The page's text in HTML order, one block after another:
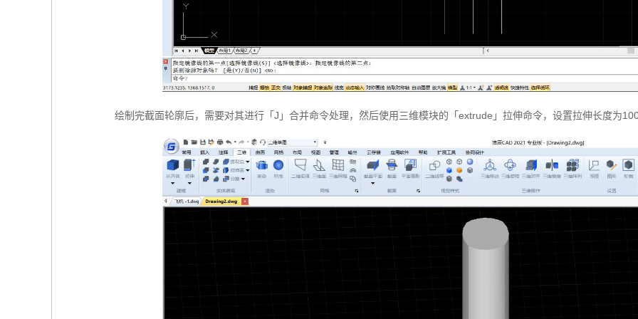
绘制完截面轮廓后，需要对其进行「J」合并命令处理，然后使用三维模块的「extrude」拉伸命令，设置拉伸长度为